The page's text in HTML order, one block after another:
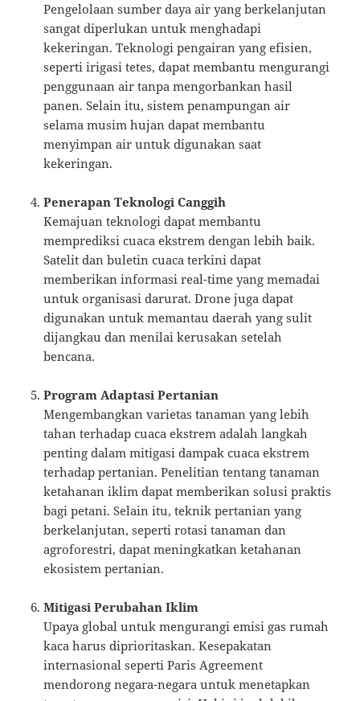
Pengelolaan sumber daya air yang berkelanjutan
sangat diperlukan untuk menghadapi
kekeringan. Teknologi pengairan yang efisien,
seperti irigasi tetes, dapat membantu mengurangi
penggunaan air tanpa mengorbankan hasil
panen. Selain itu, sistem penampungan air
selama musim hujan dapat membantu
menyimpan air untuk digunakan saat
kekeringan.
Penerapan Teknologi Canggih
Kemajuan teknologi dapat membantu
memprediksi cuaca ekstrem dengan lebih baik.
Satelit dan buletin cuaca terkini dapat
memberikan informasi real-time yang memadai
untuk organisasi darurat. Drone juga dapat
digunakan untuk memantau daerah yang sulit
dijangkau dan menilai kerusakan setelah
bencana.
Program Adaptasi Pertanian
Mengembangkan varietas tanaman yang lebih
tahan terhadap cuaca ekstrem adalah langkah
penting dalam mitigasi dampak cuaca ekstrem
terhadap pertanian. Penelitian tentang tanaman
ketahanan iklim dapat memberikan solusi praktis
bagi petani. Selain itu, teknik pertanian yang
berkelanjutan, seperti rotasi tanaman dan
agroforestri, dapat meningkatkan ketahanan
ekosistem pertanian.
Mitigasi Perubahan Iklim
Upaya global untuk mengurangi emisi gas rumah
kaca harus diprioritaskan. Kesepakatan
internasional seperti Paris Agreement
mendorong negara-negara untuk menetapkan